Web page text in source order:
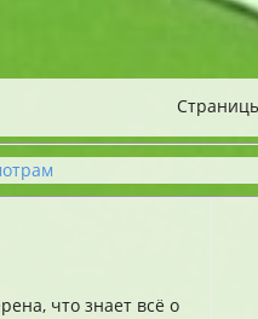
что знает всё о